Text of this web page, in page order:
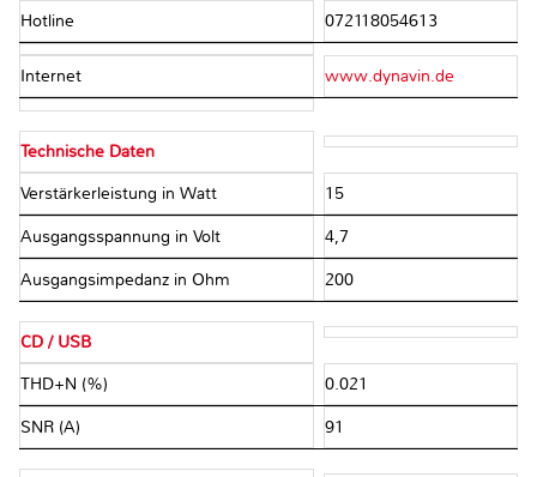
Hotline 072118054613
Internet www.dynavin.de
Technische Daten
Verstärkerleistung in Watt 15
Ausgangsspannung in Volt 4,7
Ausgangsimpedanz in Ohm 200
CD / USB
THD+N (%) 0.021
SNR (A) 91